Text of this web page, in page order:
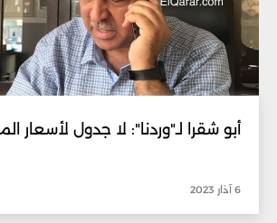
أبو شقرا لـ"وردنا": لا جدول لأسعار
6 آذار 2023